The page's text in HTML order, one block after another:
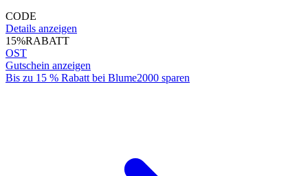
CODE
Details anzeigen
15%RABATT
OST
Gutschein anzeigen
Bis zu 15 % Rabatt bei Blume2000 sparen